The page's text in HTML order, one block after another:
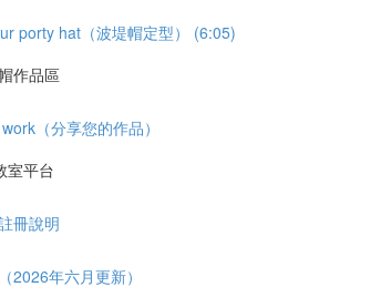
porty hat（波堤帽定型） (6:05)
作品區
（分享您的作品）
室平台
冊說明
2026年六月更新）